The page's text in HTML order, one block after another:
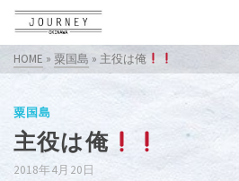
HOME » 粟国島 » 主役は俺
粟国島
主役は俺
2018年4月20日